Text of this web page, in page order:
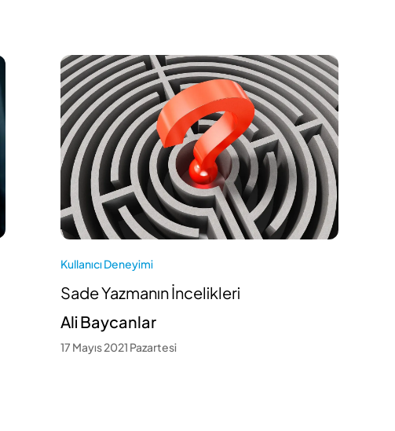
Kullanıcı Deneyimi
Sade Yazmanın İncelikleri
Ali Baycanlar
17 Mayıs 2021 Pazartesi